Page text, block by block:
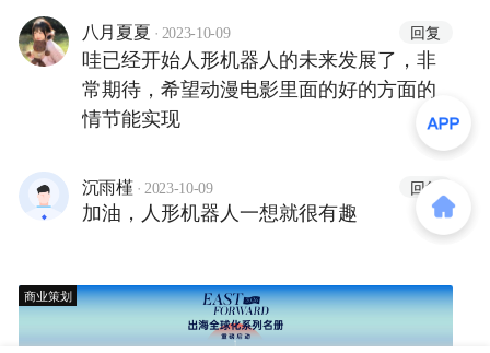
八月夏夏 · 2023-10-09 回复
哇已经开始人形机器人的未来发展了，非
常期待，希望动漫电影里面的好的方面的
情节能实现
沉雨槿 · 2023-10-09 回复
加油，人形机器人一想就很有趣
商业策划